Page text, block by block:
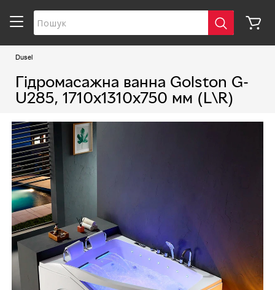
Dusel
Гідромасажна ванна Golston G-
U285, 1710х1310х750 мм (L\R)